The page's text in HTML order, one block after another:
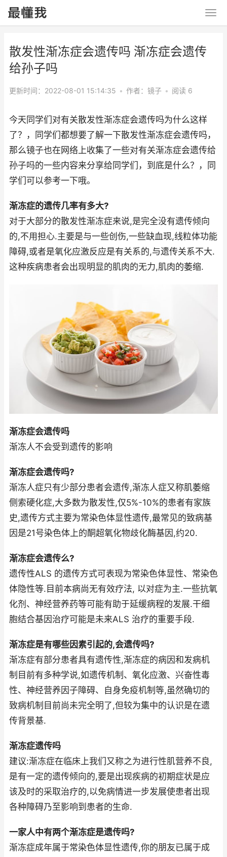
散发性渐冻症会遗传吗 渐冻症会遗传
给孙子吗
更新时间：2022-08-01 15:14:35 • 作者：镜子 • 阅读 6
今天同学们对有关散发性渐冻症会遗传吗为什么这样
了？，同学们都想要了解一下散发性渐冻症会遗传吗，
那么镜子也在网络上收集了一些对有关渐冻症会遗传给
孙子吗的一些内容来分享给同学们，到底是什么？，同
学们可以参考一下哦。
渐冻症的遗传几率有多大?
对于大部分的散发性渐冻症来说,是完全没有遗传倾向
的,不用担心.主要是与一些创伤,一些缺血现,线粒体功能
障碍,或者是氧化应激反应是有关系的,与遗传关系不大.
这种疾病患者会出现明显的肌肉的无力,肌肉的萎缩.
渐冻症会遗传吗
渐冻人不会受到遗传的影响
渐冻症会遗传吗?
渐冻人症只有少部分患者会遗传,渐冻人症又称肌萎缩
侧索硬化症,大多数为散发性,仅5%-10%的患者有家族
史,遗传方式主要为常染色体显性遗传,最常见的致病基
因是21号染色体上的酮超氧化物歧化酶基因,约20.
渐冻症会遗传么?
遗传性ALS 的遗传方式可表现为常染色体显性、常染色
体隐性等.目前本病尚无有效疗法, 以对症为主.一些抗氧
化剂、神经营养药等可能有助于延缓病程的发展.干细
胞结合基因治疗可能是未来ALS 治疗的重要手段.
渐冻症是有哪些因素引起的,会遗传吗?
渐冻症有部分患者具有遗传性,渐冻症的病因和发病机
制目前有多种学说,如遗传机制、氧化应激、兴奋性毒
性、神经营养因子障碍、自身免疫机制等,虽然确切的
致病机制目前尚未完全明了,但较为集中的认识是在遗
传背景基.
渐冻症遗传吗
建议:渐冻症在临床上我们又称之为进行性肌营养不良,
是有一定的遗传倾向的,要是出现疾病的初期症状是应
该及时的采取治疗的,以免病情进一步发展使患者出现
各种障碍乃至影响到患者的生命.
一家人中有两个渐冻症是遗传吗?
渐冻症成年属于常染色体显性遗传,你的朋友已属于成